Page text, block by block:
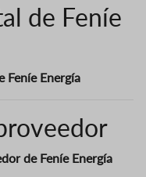
de Feníe
Feníe Energía
de Feníe Energía